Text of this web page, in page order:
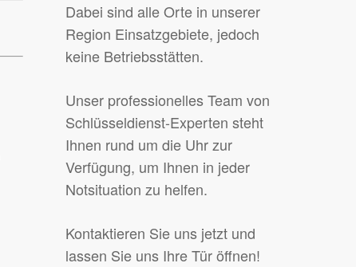
Dabei sind alle Orte in unserer
Region Einsatzgebiete, jedoch
keine Betriebsstätten.
Unser professionelles Team von
Schlüsseldienst-Experten steht
Ihnen rund um die Uhr zur
Verfügung, um Ihnen in jeder
Notsituation zu helfen.
Kontaktieren Sie uns jetzt und
lassen Sie uns Ihre Tür öffnen!